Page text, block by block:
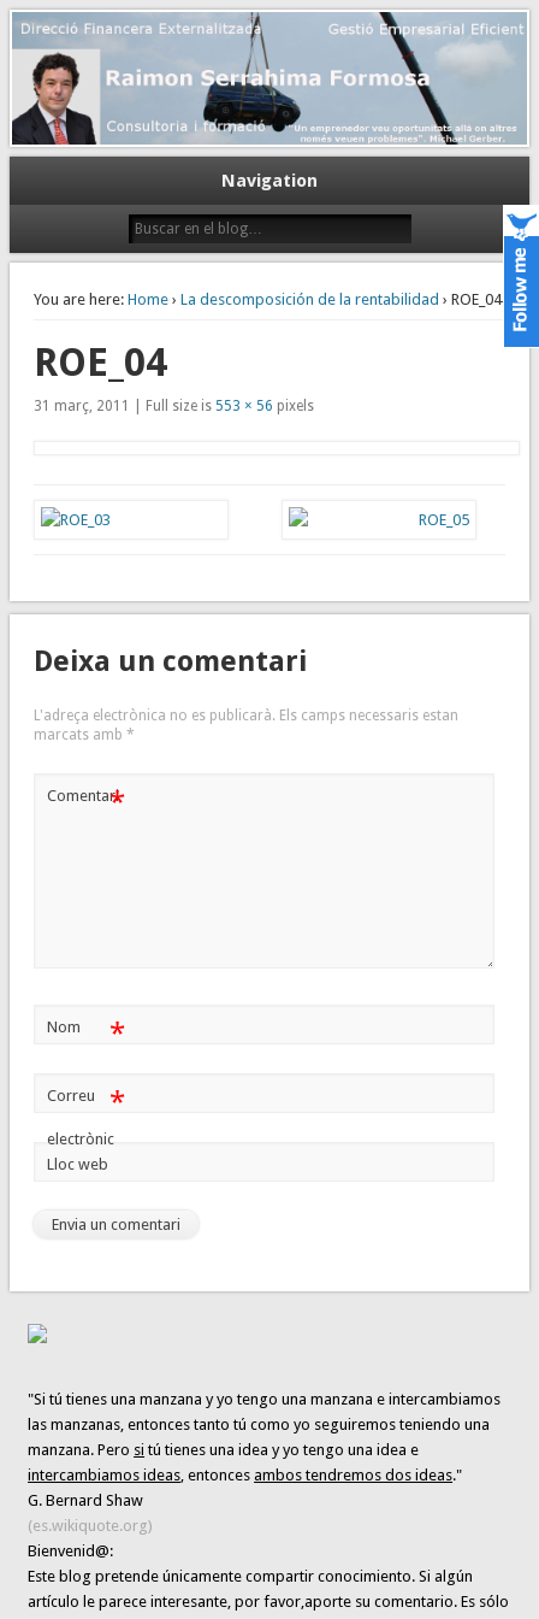
Dirección financiera de la PyME
Gestión empresarial eficiente. Dirección financiera externalizada.
Navigation
You are here: Home› La descomposición de la rentabilidad › ROE_04
ROE_04
31 març, 2011 | Full size is 553 × 56 pixels
Deixa un comentari
L'adreça electrònica no es publicarà. Els camps necessaris estan
marcats amb *
Comentari*
Nom *
Correu
electrònic
*
Lloc web
"Si tú tienes una manzana y yo tengo una manzana e intercambiamos
las manzanas, entonces tanto tú como yo seguiremos teniendo una
manzana. Pero si tú tienes una idea y yo tengo una idea e
intercambiamos ideas, entoncesambos tendremos dos ideas."
G. Bernard Shaw
(es.wikiquote.org)
Bienvenid@:
Este blog pretende únicamentecompartir conocimiento. Si algún
artículo le parece interesante,por favor,aporte su comentario. Es sólo